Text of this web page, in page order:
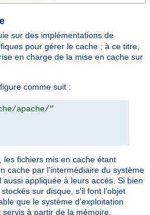
sur des implémentations de
pour gérer le cache ; à ce titre,
en charge de la mise en cache sur
comme suit :
apache/"
les fichiers mis en cache étant
cache par l'intermédiaire du système
appliquée à leurs accès. Si bien
sur disque, s'il font l'objet
que le système d'exploitation
à partir de la mémoire.